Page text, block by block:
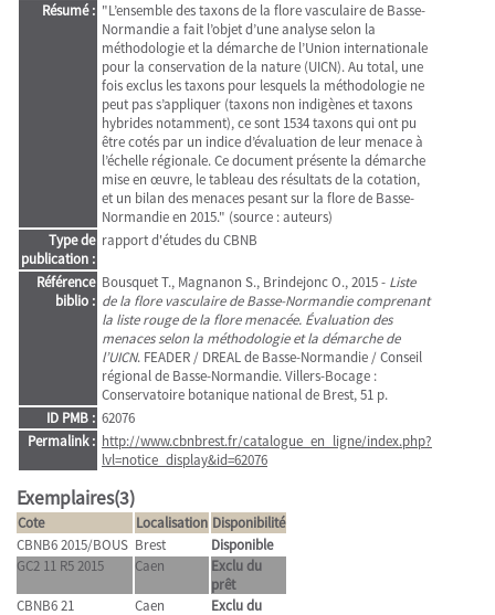
Résumé : "L’ensemble des taxons de la flore vasculaire de Basse-
Normandie a fait l’objet d’une analyse selon la
méthodologie et la démarche de l’Union internationale
pour la conservation de la nature (UICN). Au total, une
fois exclus les taxons pour lesquels la méthodologie ne
peut pas s’appliquer (taxons non indigènes et taxons
hybrides notamment), ce sont 1534 taxons qui ont pu
être cotés par un indice d’évaluation de leur menace à
l’échelle régionale. Ce document présente la démarche
mise en œuvre, le tableau des résultats de la cotation,
et un bilan des menaces pesant sur la flore de Basse-
Normandie en 2015." (source : auteurs)
Type de
publication :
rapport d'études du CBNB
Référence
biblio :
Bousquet T., Magnanon S., Brindejonc O., 2015 - Liste
de la flore vasculaire de Basse-Normandie comprenant
la liste rouge de la flore menacée. Évaluation des
menaces selon la méthodologie et la démarche de
l’UICN. FEADER / DREAL de Basse-Normandie / Conseil
régional de Basse-Normandie. Villers-Bocage :
Conservatoire botanique national de Brest, 51 p.
ID PMB : 62076
Permalink : http://www.cbnbrest.fr/catalogue_en_ligne/index.php?
lvl=notice_display&id=62076
Exemplaires(3)
Cote Localisation Disponibilité
CBNB6 2015/BOUS Brest
Disponible
GC2 11 R5 2015
Caen
Exclu du
prêt
CBNB6 21
Caen Exclu du